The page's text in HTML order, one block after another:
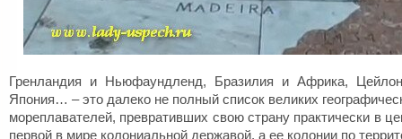
Гренландия и Ньюфаундленд, Бразилия и Африка,
Япония… – это далеко не полный список великих
мореплавателей, превративших свою страну практически в
первой в мире колониальной державой, а ее колонии по